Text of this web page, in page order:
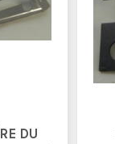
DU